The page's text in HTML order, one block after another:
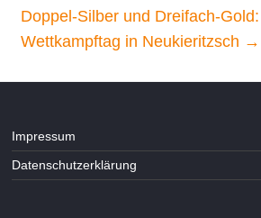
Doppel-Silber und Dreifach-
Wettkampftag in Neukieritzsch →
Impressum
Datenschutzerklärung